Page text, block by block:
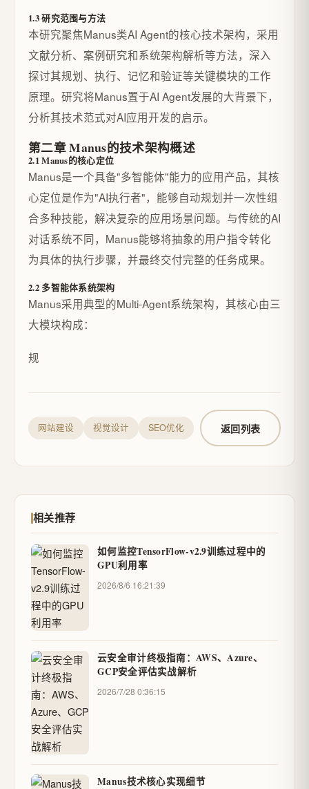
1.3 研究范围与方法
本研究聚焦Manus类AI Agent的核心技术架构，采用
文献分析、案例研究和系统架构解析等方法，深入
探讨其规划、执行、记忆和验证等关键模块的工作
原理。研究将Manus置于AI Agent发展的大背景下，
分析其技术范式对AI应用开发的启示。
第二章 Manus的技术架构概述
2.1 Manus的核心定位
Manus是一个具备"多智能体"能力的应用产品，其核
心定位是作为"AI执行者"，能够自动规划并一次性组
合多种技能，解决复杂的应用场景问题。与传统的AI
对话系统不同，Manus能够将抽象的用户指令转化
为具体的执行步骤，并最终交付完整的任务成果。
2.2 多智能体系统架构
Manus采用典型的Multi-Agent系统架构，其核心由三
大模块构成：
规
网站建设 视觉设计 SEO优化 返回列表
相关推荐
如何监控TensorFlow-v2.9训练过程中的
GPU利用率
2026/8/6 16:21:39
云安全审计终极指南：AWS、Azure、
GCP安全评估实战解析
2026/7/28 0:36:15
Manus技术核心实现细节